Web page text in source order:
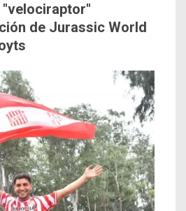
"velociraptor"
de Jurassic World